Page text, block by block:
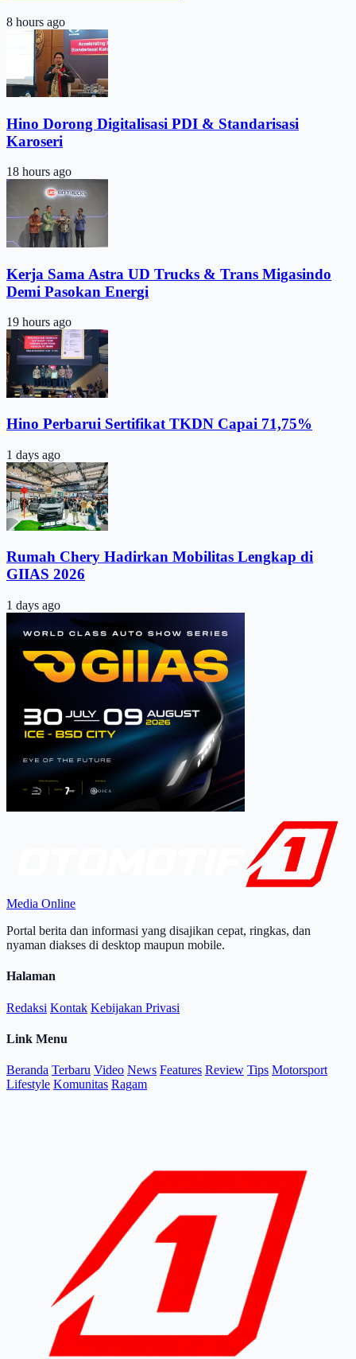
8 hours ago
Hino Dorong Digitalisasi PDI & Standarisasi
Karoseri
18 hours ago
Kerja Sama Astra UD Trucks & Trans Migasindo
Demi Pasokan Energi
19 hours ago
Hino Perbarui Sertifikat TKDN Capai 71,75%
1 days ago
Rumah Chery Hadirkan Mobilitas Lengkap di
GIIAS 2026
1 days ago
Media Online
Portal berita dan informasi yang disajikan cepat, ringkas, dan
nyaman diakses di desktop maupun mobile.
Halaman
Redaksi Kontak Kebijakan Privasi
Link Menu
Beranda Terbaru Video News Features Review Tips Motorsport
Lifestyle Komunitas Ragam